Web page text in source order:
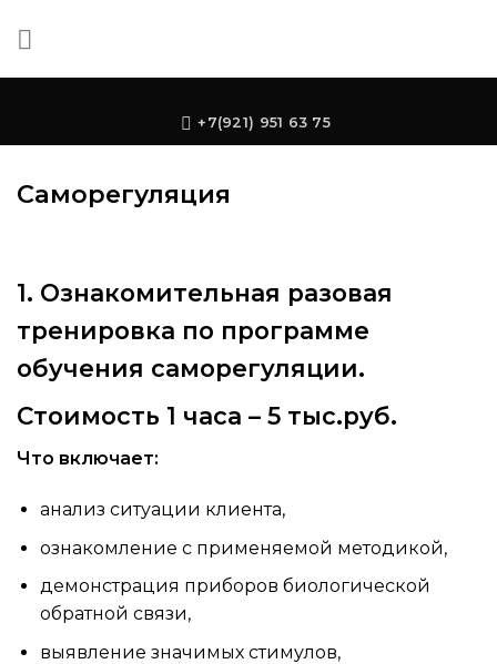
+7(921) 951 63 75
Саморегуляция
1. Ознакомительная разовая
тренировка по программе
обучения саморегуляции.
Стоимость 1 часа – 5 тыс.руб.
Что включает:
анализ ситуации клиента,
ознакомление с применяемой методикой,
демонстрация приборов биологической
обратной связи,
выявление значимых стимулов,